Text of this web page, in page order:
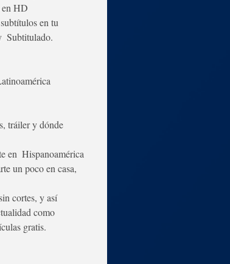
en HD
en tu
Subtitulado.
tráiler y dónde
en  Hispanoamérica
un poco en casa,
cortes, y así
como
gratis.